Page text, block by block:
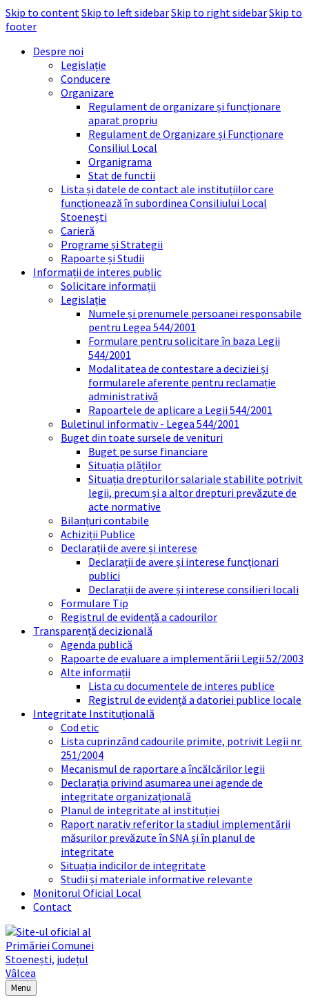
Skip to contentSkip to left sidebarSkip to right sidebarSkip to
footer
Despre noi
Legislație
Conducere
Organizare
Regulament de organizare și funcționare
aparat propriu
Regulament de Organizare și Funcționare
Consiliul Local
Organigrama
Stat de functii
Lista și datele de contact ale instituțiilor care
funcționează în subordinea Consiliului Local
Stoenești
Carieră
Programe și Strategii
Rapoarte și Studii
Informații de interes public
Solicitare informații
Legislație
Numele și prenumele persoanei responsabile
pentru Legea 544/2001
Formulare pentru solicitare în baza Legii
544/2001
Modalitatea de contestare a deciziei și
formularele aferente pentru reclamație
administrativă
Rapoartele de aplicare a Legii 544/2001
Buletinul informativ - Legea 544/2001
Buget din toate sursele de venituri
Buget pe surse financiare
Situația plăților
Situația drepturilor salariale stabilite potrivit
legii, precum și a altor drepturi prevăzute de
acte normative
Bilanțuri contabile
Achiziții Publice
Declarații de avere și interese
Declarații de avere și interese funcționari
publici
Declarații de avere și interese consilieri locali
Formulare Tip
Registrul de evidență a cadourilor
Transparență decizională
Agenda publică
Rapoarte de evaluare a implementării Legii 52/2003
Alte informații
Lista cu documentele de interes publice
Registrul de evidență a datoriei publice locale
Integritate Instituțională
Cod etic
Lista cuprinzând cadourile primite, potrivit Legii nr.
251/2004
Mecanismul de raportare a încălcărilor legii
Declarația privind asumarea unei agende de
integritate organizațională
Planul de integritate al instituției
Raport narativ referitor la stadiul implementării
măsurilor prevăzute în SNA și în planul de
integritate
Situația indicilor de integritate
Studii și materiale informative relevante
Monitorul Oficial Local
Contact
Menu